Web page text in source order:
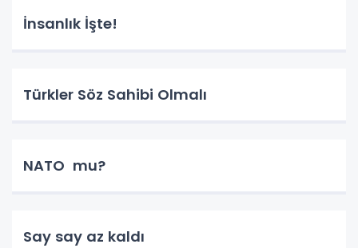
İnsanlık İşte!
Türkler Söz Sahibi Olmalı
NATO mu?
Say say az kaldı